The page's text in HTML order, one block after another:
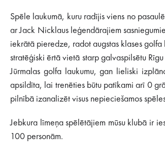
Spēle laukumā, kuru radījis viens no
ar Jack Nicklaus leģendārajiem
iekrātā pieredze, radot augstas klases
stratēģiski ērtā vietā starp galvaspilsētu
Jūrmalas golfa laukumu, gan lieliski
apsildīta, lai trenēties būtu patīkami arī 0
pilnībā izanalizēt visus nepieciešamos
Jebkura līmeņa spēlētājiem mūsu klubā ir
100 personām.